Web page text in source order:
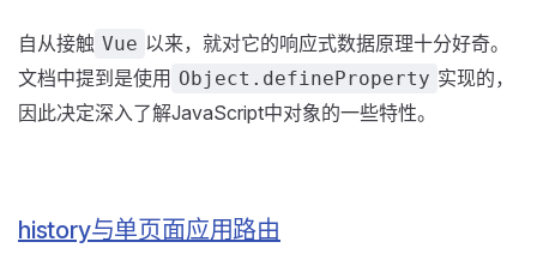
自从接触 Vue 以来，就对它的响应式数据原理十分好奇。
文档中提到是使用 Object.defineProperty 实现的，
因此决定深入了解JavaScript中对象的一些特性。
history与单页面应用路由